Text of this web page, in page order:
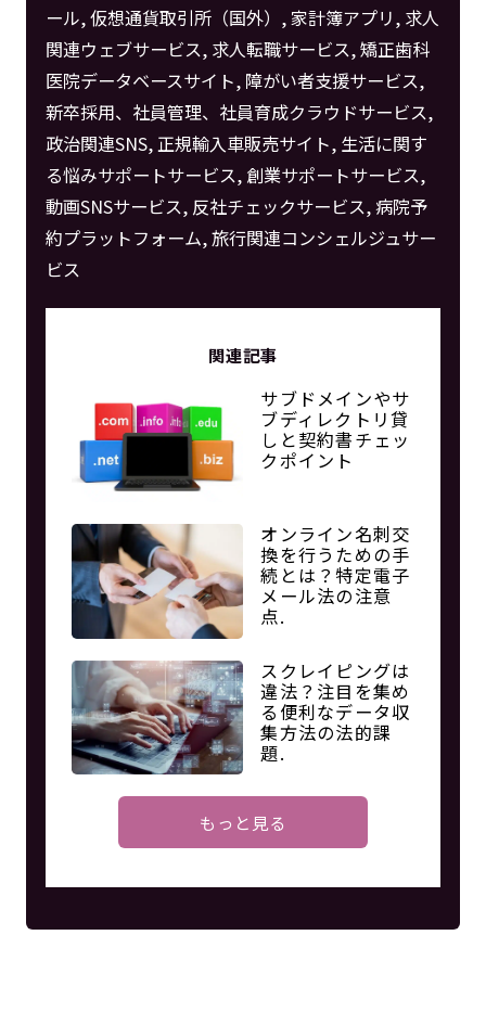
ール, 仮想通貨取引所（国外）, 家計簿アプリ, 求人
関連ウェブサービス, 求人転職サービス, 矯正歯科
医院データベースサイト, 障がい者支援サービス,
新卒採用、社員管理、社員育成クラウドサービス,
政治関連SNS, 正規輸入車販売サイト, 生活に関す
る悩みサポートサービス, 創業サポートサービス,
動画SNSサービス, 反社チェックサービス, 病院予
約プラットフォーム, 旅行関連コンシェルジュサー
ビス
関連記事
サブドメインやサ
ブディレクトリ貸
しと契約書チェッ
クポイント
オンライン名刺交
換を行うための手
続とは？特定電子
メール法の注意
点.
スクレイピングは
違法？注目を集め
る便利なデータ収
集方法の法的課
題.
もっと見る